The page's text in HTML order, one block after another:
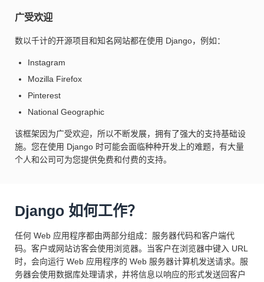
广受欢迎
数以千计的开源项目和知名网站都在使用 Django，例如：
Instagram
Mozilla Firefox
Pinterest
National Geographic
该框架因为广受欢迎，所以不断发展，拥有了强大的支持基础设
施。您在使用 Django 时可能会面临种种开发上的难题，有大量
个人和公司可为您提供免费和付费的支持。
Django 如何工作？
任何 Web 应用程序都由两部分组成：服务器代码和客户端代
码。客户或网站访客会使用浏览器。当客户在浏览器中键入 URL
时，会向运行 Web 应用程序的 Web 服务器计算机发送请求。服
务器会使用数据库处理请求，并将信息以响应的形式发送回客户